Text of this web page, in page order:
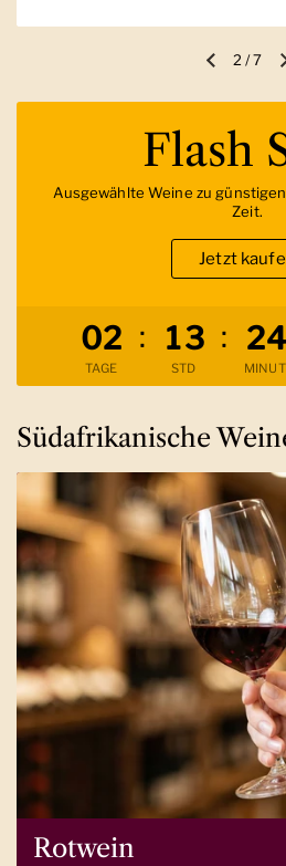
Vorherige
2 /7
02
TAGE
: 13
STD
: 24
Flash
Ausgewählte Weine zu
Zeit.
Jetzt
Südafrikanische
Rotwein